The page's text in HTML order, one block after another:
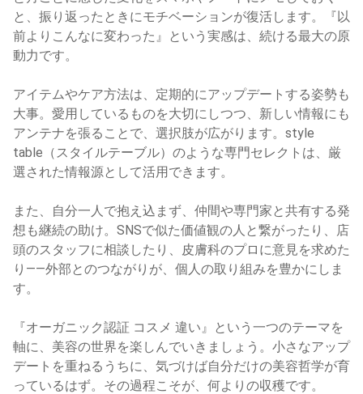
と、振り返ったときにモチベーションが復活します。『以
前よりこんなに変わった』という実感は、続ける最大の原
動力です。
アイテムやケア方法は、定期的にアップデートする姿勢も
大事。愛用しているものを大切にしつつ、新しい情報にも
アンテナを張ることで、選択肢が広がります。style
table（スタイルテーブル）のような専門セレクトは、厳
選された情報源として活用できます。
また、自分一人で抱え込まず、仲間や専門家と共有する発
想も継続の助け。SNSで似た価値観の人と繋がったり、店
頭のスタッフに相談したり、皮膚科のプロに意見を求めた
り——外部とのつながりが、個人の取り組みを豊かにしま
す。
『オーガニック認証 コスメ 違い』という一つのテーマを
軸に、美容の世界を楽しんでいきましょう。小さなアップ
デートを重ねるうちに、気づけば自分だけの美容哲学が育
っているはず。その過程こそが、何よりの収穫です。